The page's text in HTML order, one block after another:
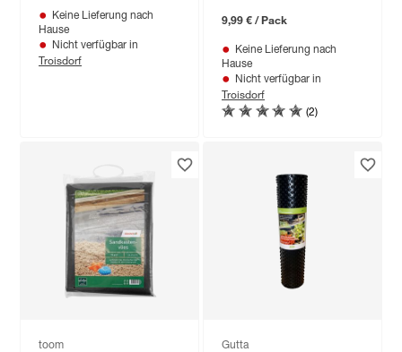
Keine Lieferung nach
Hause
Nicht verfügbar in
Troisdorf
9,99 € / Pack
Keine Lieferung nach
Hause
Nicht verfügbar in
Troisdorf
(2)
toom Gutta